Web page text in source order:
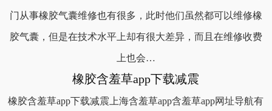
门从事橡胶气囊维修也有很多，此时他们虽然都可以维修橡
胶气囊，但是在技术水平上却有很大差异，而且在维修收费
上也会…
橡胶含羞草app下载减震
橡胶含羞草app下载减震上海含羞草app含羞草app网址导航有